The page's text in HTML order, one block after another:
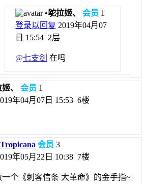
•鸵拉姬、 会员 1
登录以回复 2019年04月07
日 15:54 2层
@七支剑 在吗
、 会员 1
年04月07日 15:53 6楼
会员 3
年05月22日 10:38 7楼
个《刺客信条 大革命》的金手指~